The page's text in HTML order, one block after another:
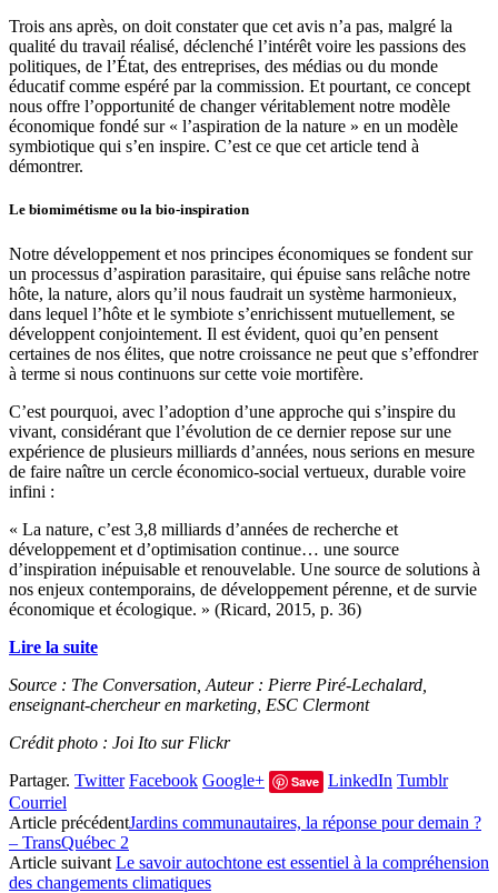
Trois ans après, on doit constater que cet avis n’a pas, malgré la
qualité du travail réalisé, déclenché l’intérêt voire les passions des
politiques, de l’État, des entreprises, des médias ou du monde
éducatif comme espéré par la commission. Et pourtant, ce concept
nous offre l’opportunité de changer véritablement notre modèle
économique fondé sur « l’aspiration de la nature » en un modèle
symbiotique qui s’en inspire. C’est ce que cet article tend à
démontrer.
Le biomimétisme ou la bio-inspiration
Notre développement et nos principes économiques se fondent sur
un processus d’aspiration parasitaire, qui épuise sans relâche notre
hôte, la nature, alors qu’il nous faudrait un système harmonieux,
dans lequel l’hôte et le symbiote s’enrichissent mutuellement, se
développent conjointement. Il est évident, quoi qu’en pensent
certaines de nos élites, que notre croissance ne peut que s’effondrer
à terme si nous continuons sur cette voie mortifère.
C’est pourquoi, avec l’adoption d’une approche qui s’inspire du
vivant, considérant que l’évolution de ce dernier repose sur une
expérience de plusieurs milliards d’années, nous serions en mesure
de faire naître un cercle économico-social vertueux, durable voire
infini :
« La nature, c’est 3,8 milliards d’années de recherche et
développement et d’optimisation continue… une source
d’inspiration inépuisable et renouvelable. Une source de solutions à
nos enjeux contemporains, de développement pérenne, et de survie
économique et écologique. » (Ricard, 2015, p. 36)
Lire la suite
Source : The Conversation, Auteur : Pierre Piré-Lechalard,
enseignant-chercheur en marketing, ESC Clermont
Crédit photo : Joi Ito sur Flickr
Partager. Twitter Facebook Google+ Save LinkedIn Tumblr
Courriel
Article précédentJardins communautaires, la réponse pour demain ?
– TransQuébec 2
Article suivant Le savoir autochtone est essentiel à la compréhension
des changements climatiques